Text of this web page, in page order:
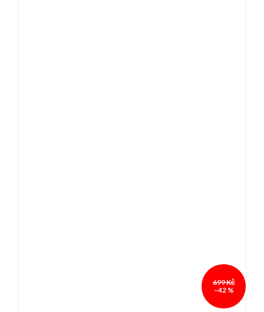
699 Kč
–42 %